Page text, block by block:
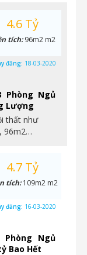
Phòng Ngủ
Lượng
thất như
96m2…
4.6 Tỷ
tích:96m2 m2
đăng: 18-03-2020
Phòng Ngủ
Bao Hết
4.7 Tỷ
tích:109m2 m2
đăng: 16-03-2020